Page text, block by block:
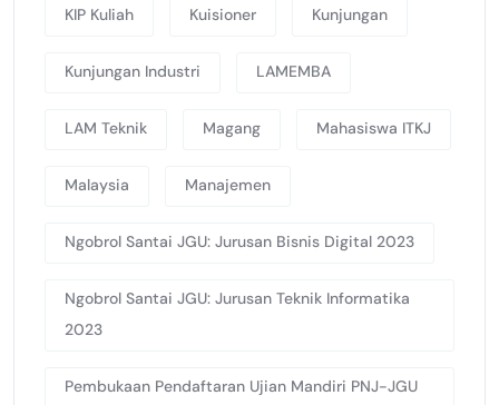
KIP Kuliah Kuisioner Kunjungan
Kunjungan Industri LAMEMBA
LAM Teknik Magang Mahasiswa ITKJ
Malaysia Manajemen
Ngobrol Santai JGU: Jurusan Bisnis Digital 2023
Ngobrol Santai JGU: Jurusan Teknik Informatika
2023
Pembukaan Pendaftaran Ujian Mandiri PNJ-JGU